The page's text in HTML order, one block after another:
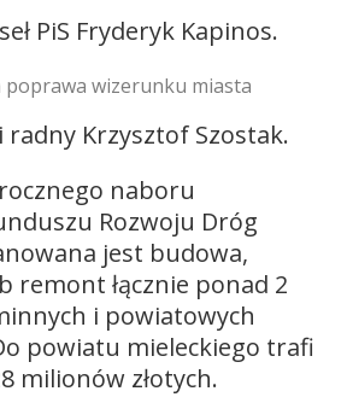
PiS Fryderyk Kapinos.
poprawa wizerunku miasta
radny Krzysztof Szostak.
naboru
Rozwoju Dróg
jest budowa,
remont łącznie ponad 2
i powiatowych
powiatu mieleckiego trafi
milionów złotych.